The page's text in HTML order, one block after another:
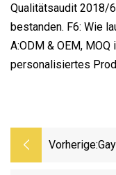
Qualitätsaudit 2018/
bestanden. F6: Wie
A:ODM & OEM,
personalisiertes
Vorherige: